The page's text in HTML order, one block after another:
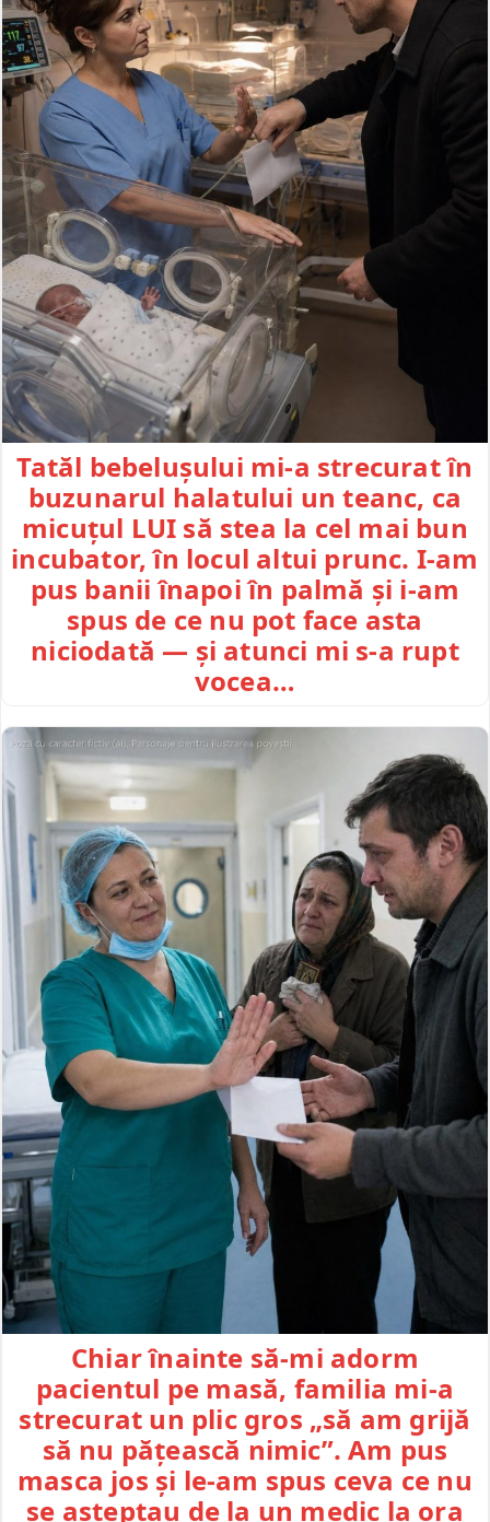
Tatăl bebelușului mi-a strecurat în
buzunarul halatului un teanc, ca
micuțul LUI să stea la cel mai bun
incubator, în locul altui prunc. I-am
pus banii înapoi în palmă și i-am
spus de ce nu pot face asta
niciodată — și atunci mi s-a rupt
vocea…
Chiar înainte să-mi adorm
pacientul pe masă, familia mi-a
strecurat un plic gros „să am grijă
să nu pățească nimic”. Am pus
masca jos și le-am spus ceva ce nu
se așteptau de la un medic la ora